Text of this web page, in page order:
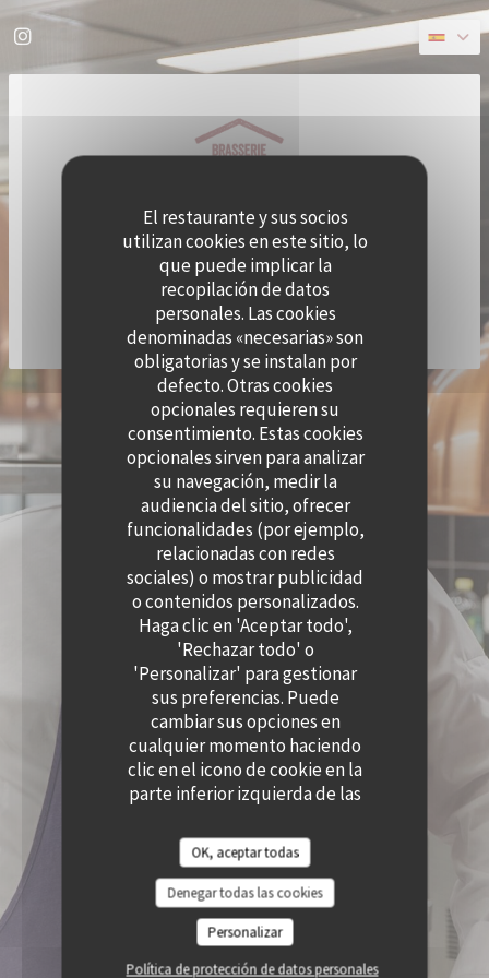
Personalización de sus opciones de cookies
El restaurante y sus socios
utilizan cookies en este sitio, lo
que puede implicar la
recopilación de datos
personales. Las cookies
denominadas «necesarias» son
obligatorias y se instalan por
defecto. Otras cookies
opcionales requieren su
consentimiento. Estas cookies
opcionales sirven para analizar
su navegación, medir la
audiencia del sitio, ofrecer
funcionalidades (por ejemplo,
relacionadas con redes
sociales) o mostrar publicidad
o contenidos personalizados.
Haga clic en 'Aceptar todo',
'Rechazar todo' o
'Personalizar' para gestionar
sus preferencias. Puede
cambiar sus opciones en
cualquier momento haciendo
clic en el icono de cookie en la
parte inferior izquierda de las
OK, aceptar todas
Denegar todas las cookies
Personalizar
Política de protección de datos personales
Instagram ((abre en una nueva ventana))
© 2026 QUAI OUEST — CREACIÓN DE PÁGINA WEB DE RESTAURANTE CON
ZENCHEF ((ABRE EN UNA NUEVA VENTANA))
MENCIONES LEGALES
((ABRE EN UNA NUEVA VENTANA))
TÉRMINOS DE USO
((ABRE EN UNA NUEVA
POLÍTICA DE PROTECCIÓN DE DATOS PERSONALES
((ABRE EN UNA NUEVA VENTANA))
POLÍTICA DE COOKIES
ACCESIBILIDAD
((ABRE EN UNA NUEVA VENTANA))